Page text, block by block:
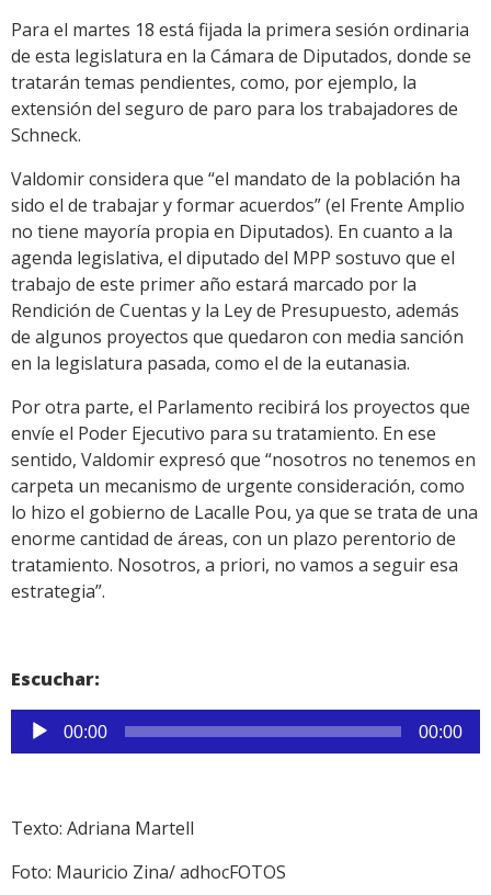
Para el martes 18 está fijada la primera sesión ordinaria
de esta legislatura en la Cámara de Diputados, donde se
tratarán temas pendientes, como, por ejemplo, la
extensión del seguro de paro para los trabajadores de
Schneck.
Valdomir considera que “el mandato de la población ha
sido el de trabajar y formar acuerdos” (el Frente Amplio
no tiene mayoría propia en Diputados). En cuanto a la
agenda legislativa, el diputado del MPP sostuvo que el
trabajo de este primer año estará marcado por la
Rendición de Cuentas y la Ley de Presupuesto, además
de algunos proyectos que quedaron con media sanción
en la legislatura pasada, como el de la eutanasia.
Por otra parte, el Parlamento recibirá los proyectos que
envíe el Poder Ejecutivo para su tratamiento. En ese
sentido, Valdomir expresó que “nosotros no tenemos en
carpeta un mecanismo de urgente consideración, como
lo hizo el gobierno de Lacalle Pou, ya que se trata de una
enorme cantidad de áreas, con un plazo perentorio de
tratamiento. Nosotros, a priori, no vamos a seguir esa
estrategia”.
Escuchar:
Reproductor
de
00:00 00:00
Texto: Adriana Martell
Foto: Mauricio Zina/ adhocFOTOS